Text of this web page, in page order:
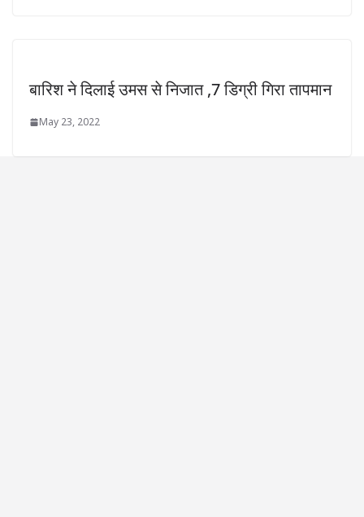
बारिश ने दिलाई उमस से निजात ,7 डिग्री गिरा तापमान
May 23, 2022